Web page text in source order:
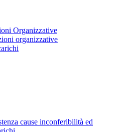
Organizzative
organizzative
cause inconferibilità ed